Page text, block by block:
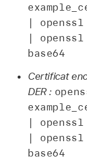
|
|
base64
Certificat
DER :
|
|
base64